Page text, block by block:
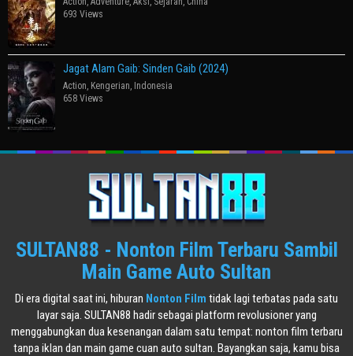
693 Views
Jagat Alam Gaib: Sinden Gaib (2024)
Action, Kengerian, Indonesia
658 Views
SULTAN88 - Nonton Film Terbaru Sambil
Main Game Auto Sultan
Di era digital saat ini, hiburan Nonton Film tidak lagi terbatas pada satu
layar saja. SULTAN88 hadir sebagai platform revolusioner yang
menggabungkan dua kesenangan dalam satu tempat: nonton film terbaru
tanpa iklan dan main game cuan auto sultan. Bayangkan saja, kamu bisa